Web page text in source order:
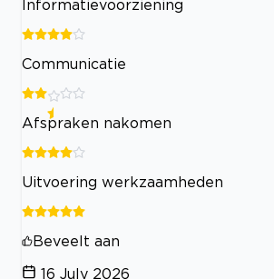
Informatievoorziening
Communicatie
Afspraken nakomen
Uitvoering werkzaamheden
Beveelt aan
16 July 2026